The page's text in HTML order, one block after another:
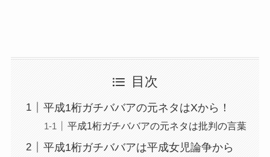
目次
平成1桁ガチババアの元ネタはXから！
平成1桁ガチババアの元ネタは批判の言葉
平成1桁ガチババアは平成女児論争から